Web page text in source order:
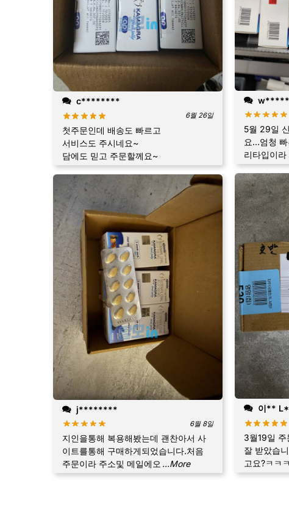
c********
6월 26일
첫주문인데 배송도 빠르고
서비스도 주시네요~
담에도 믿고 주문할께요~
j********
6월 8일
지인을통해 복용해봤는데 괜찬아서 사
이트를통해 구매하게되었습니다.처음
주문이라 주소및 메일에오 ...More
5월 29일
요...엄청
리타입이라
이**
3월19일
잘 받았습
고요?ㅋㅋ